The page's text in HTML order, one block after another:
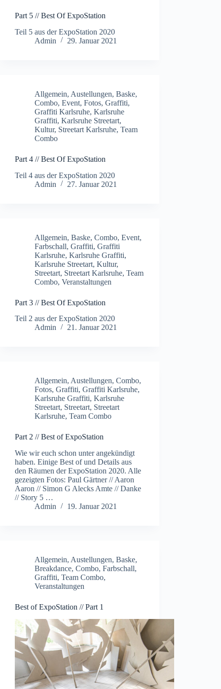
Part 5 // Best Of ExpoStation
Teil 5 aus der ExpoStation 2020
Admin
29. Januar 2021
Allgemein, Austellungen, Baske,
Combo, Event, Fotos, Graffiti,
Graffiti Karlsruhe, Karlsruhe
Graffiti, Karlsruhe Streetart,
Kultur, Streetart Karlsruhe, Team
Combo
Part 4 // Best Of ExpoStation
Teil 4 aus der ExpoStation 2020
Admin
27. Januar 2021
Allgemein, Baske, Combo, Event,
Farbschall, Graffiti, Graffiti
Karlsruhe, Karlsruhe Graffiti,
Karlsruhe Streetart, Kultur,
Streetart, Streetart Karlsruhe, Team
Combo, Veranstaltungen
Part 3 // Best Of ExpoStation
Teil 2 aus der ExpoStation 2020
Admin
21. Januar 2021
Allgemein, Austellungen, Combo,
Fotos, Graffiti, Graffiti Karlsruhe,
Karlsruhe Graffiti, Karlsruhe
Streetart, Streetart, Streetart
Karlsruhe, Team Combo
Part 2 // Best of ExpoStation
Wie wir euch schon unter angekündigt
haben. Einige Best of und Details aus
den Räumen der ExpoStation 2020. Alle
gezeigten Fotos: Paul Gärtner // Aaron
Aaron // Simon G Alecks Amte // Danke
// Story 5 …
Admin
19. Januar 2021
Allgemein, Austellungen, Baske,
Breakdance, Combo, Farbschall,
Graffiti, Team Combo,
Veranstaltungen
Best of ExpoStation // Part 1